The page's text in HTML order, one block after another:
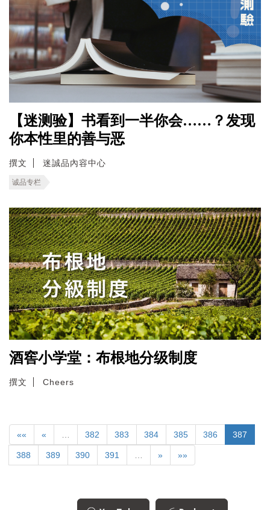
【迷测验】书看到一半你会……？发现
你本性里的善与恶
撰文 迷誠品內容中心
诚品专栏
酒窖小学堂：布根地分级制度
撰文 Cheers
«« « 382 383 384 385 386 387
388 389 390 391 » »»